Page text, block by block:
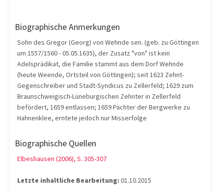
Biographische Anmerkungen
Sohn des Gregor (Georg) von Wehnde sen. (geb. zu Göttingen
um 1557/1560 - 05.05.1635), der Zusatz "von" ist kein
Adelsprädikat, die Familie stammt aus dem Dorf Wehnde
(heute Weende, Ortsteil von Göttingen); seit 1623 Zehnt-
Gegenschreiber und Stadt-Syndicus zu Zellerfeld; 1629 zum
Braunschweigisch-Lüneburgischen Zehnter in Zellerfeld
befördert, 1659 entlassen; 1659 Pächter der Bergwerke zu
Hahnenklee, erntete jedoch nur Misserfolge
Biographische Quellen
Elbeshausen (2006), S. 305-307
Letzte inhaltliche Bearbeitung: 01.10.2015